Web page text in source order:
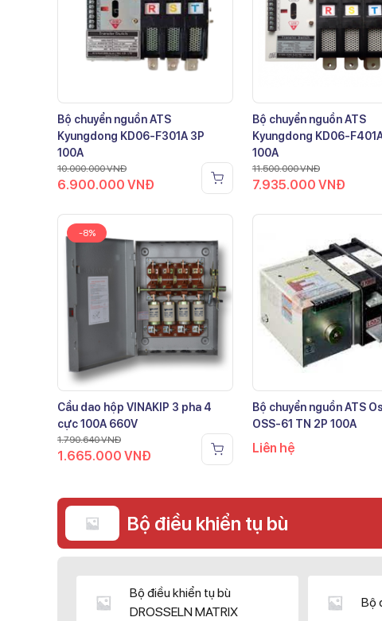
Bộ chuyển nguồn ATS
Kyungdong KD06-F301A 3P
100A
10.000.000VNĐ
6.900.000 VNĐ
Bộ chuyển nguồn ATS
Kyungdong KD06-
100A
11.500.000VNĐ
7.935.000 VNĐ
-8%
Cầu dao hộp VINAKIP 3 pha 4
cực 100A 660V
1.790.640VNĐ
1.665.000 VNĐ
Bộ chuyển nguồn ATS
OSS-61 TN 2P 100A
Liên hệ
Bộ điều khiển tụ bù
Bộ điều khiển tụ bù
DROSSELN MATRIX
Bộ